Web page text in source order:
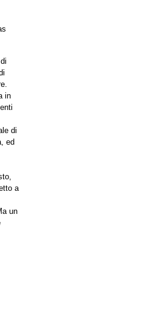
in
di
ed
a
un